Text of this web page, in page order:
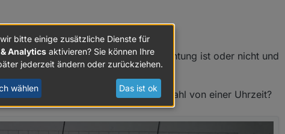
wäre, siehe Screenshot.
der automatisierten Gartenbeleuchtung ist oder nicht und
ein- bzw. ausgeschalten wird.
Gibt es eine Art InputField für Auswahl von einer Uhrzeit?
bitte einige zusätzliche Dienste für
Analytics aktivieren? Sie können Ihre
jederzeit ändern oder zurückziehen.
wählen Das ist ok